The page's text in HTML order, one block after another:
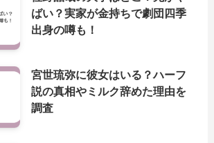
ばい？実家が金持ちで劇団四季
出身の噂も！
宮世琉弥に彼女はいる？ハーフ
説の真相やミルク辞めた理由を
調査